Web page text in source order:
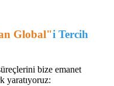
Global"i Tercih
bize emanet
yaratıyoruz: